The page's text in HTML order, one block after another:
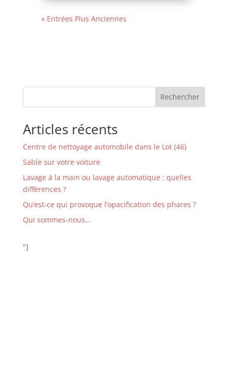
« Entrées Plus Anciennes
Rechercher
Articles récents
Centre de nettoyage automobile dans le Lot (46)
Sable sur votre voiture
Lavage à la main ou lavage automatique : quelles
différences ?
Qu’est-ce qui provoque l’opacification des phares ?
Qui sommes-nous…
"]